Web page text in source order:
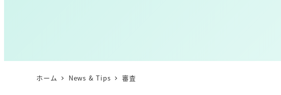
ホーム News & Tips 審査